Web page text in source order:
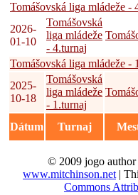
Tomášovská liga mládeže -
2026-
01-10
Tomášovská
liga mládeže
- 4.turnaj
Tomášovská liga mládeže -
2025-
10-18
Tomášovská
liga mládeže
- 1.turnaj
Dátum Turnaj
© 2009 jogo
www.mitchinson.net |
Commons